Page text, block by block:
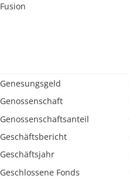
Fusion
Genesungsgeld
Genossenschaft
Genossenschaftsanteil
Geschäftsbericht
Geschäftsjahr
Geschlossene Fonds